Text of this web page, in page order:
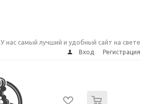
У нас самый лучший и удобный сайт на свете
Вход Регистрация